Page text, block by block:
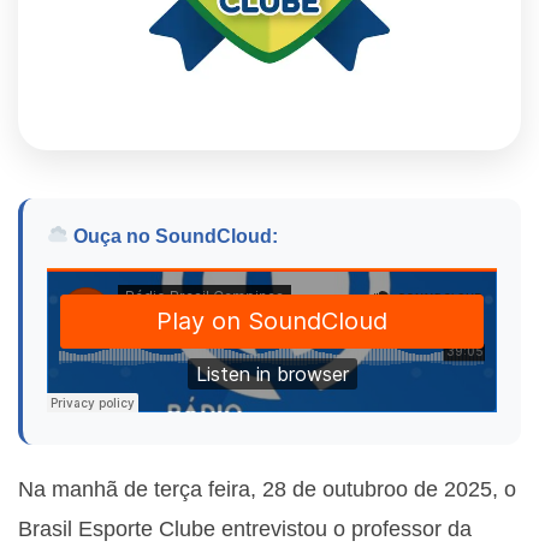
Ouça no SoundCloud:
Na manhã de terça feira, 28 de outubroo de 2025, o
Brasil Esporte Clube entrevistou o professor da